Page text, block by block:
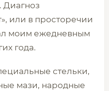
Диагноз
или в просторечии
моим ежедневным
года.
стельки,
мази, народные